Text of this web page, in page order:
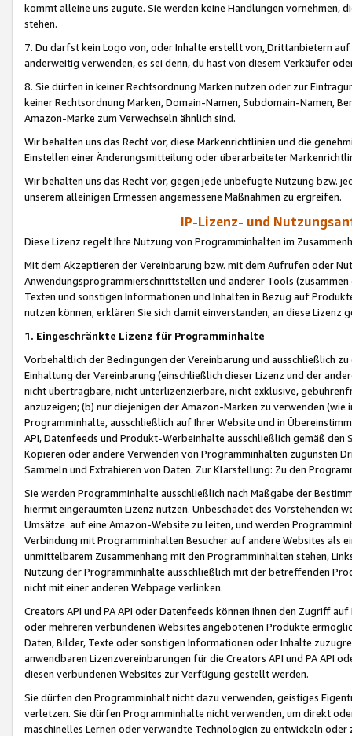
kommt alleine uns zugute. Sie werden keine Handlungen vornehmen,
stehen.
7. Du darfst kein Logo von, oder Inhalte erstellt von,Drittanbietern auf
anderweitig verwenden, es sei denn, du hast von diesem Verkäufer
8. Sie dürfen in keiner Rechtsordnung Marken nutzen oder zur
keiner Rechtsordnung Marken, Domain-Namen, Subdomain-Namen,
Amazon-Marke zum Verwechseln ähnlich sind.
Wir behalten uns das Recht vor, diese Markenrichtlinien und die
Einstellen einer Änderungsmitteilung oder überarbeiteter
Wir behalten uns das Recht vor, gegen jede unbefugte Nutzung bzw.
unserem alleinigen Ermessen angemessene Maßnahmen zu ergreifen.
IP-Lizenz- und
Diese Lizenz regelt Ihre Nutzung von Programminhalten im
Mit dem Akzeptieren der Vereinbarung bzw. mit dem Aufrufen oder
Anwendungsprogrammierschnittstellen und anderer Tools (zusammen
Texten und sonstigen Informationen und Inhalten in Bezug auf
nutzen können, erklären Sie sich damit einverstanden, an diese Lizenz
1. Eingeschränkte Lizenz für Programminhalte
Vorbehaltlich der Bedingungen der Vereinbarung und ausschließlich
Einhaltung der Vereinbarung (einschließlich dieser Lizenz und der
nicht übertragbare, nicht unterlizenzierbare, nicht exklusive,
anzuzeigen; (b) nur diejenigen der Amazon-Marken zu verwenden
Programminhalte, ausschließlich auf Ihrer Website und in
API, Datenfeeds und Produkt-Werbeinhalte ausschließlich gemäß
Kopieren oder andere Verwenden von Programminhalten zugunsten
Sammeln und Extrahieren von Daten. Zur Klarstellung: Zu den
Sie werden Programminhalte ausschließlich nach Maßgabe der
hiermit eingeräumten Lizenz nutzen. Unbeschadet des Vorstehenden
Umsätze auf eine Amazon-Website zu leiten, und werden
Verbindung mit Programminhalten Besucher auf andere Websites als
unmittelbarem Zusammenhang mit den Programminhalten stehen,
Nutzung der Programminhalte ausschließlich mit der betreffenden
nicht mit einer anderen Webpage verlinken.
Creators API und PA API oder Datenfeeds können Ihnen den Zugriff
oder mehreren verbundenen Websites angebotenen Produkte
Daten, Bilder, Texte oder sonstigen Informationen oder Inhalte
anwendbaren Lizenzvereinbarungen für die Creators API und PA API
diesen verbundenen Websites zur Verfügung gestellt werden.
Sie dürfen den Programminhalt nicht dazu verwenden, geistiges
verletzen. Sie dürfen Programminhalte nicht verwenden, um direkt
maschinelles Lernen oder verwandte Technologien zu entwickeln